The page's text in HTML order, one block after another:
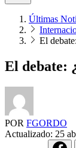
Últimas
El
El debate:
POR FGORDO
Actualizado: 25